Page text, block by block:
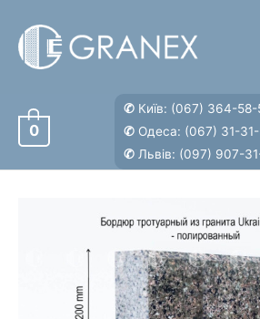
содержимому
0
✆ Київ: (067) 364-58-
✆ Одеса: (067) 31-
✆ Львів: (097) 907-